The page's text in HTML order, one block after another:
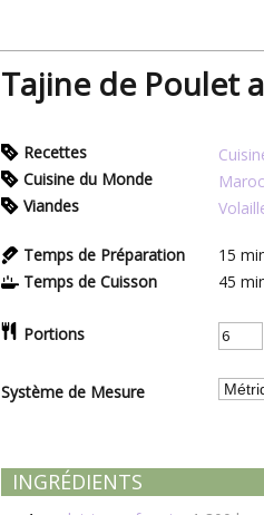
Tajine de Poulet
Recettes
Cuisine du Monde
Viandes
Temps de Préparation 15
Temps de Cuisson
45
Portions
Système de Mesure
INGRÉDIENTS